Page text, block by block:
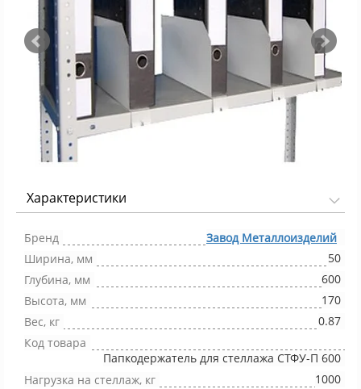
Характеристики
Бренд
Завод Металлоизделий
Ширина, мм
50
Глубина, мм
600
Высота, мм
170
Вес, кг
0.87
Код товара
Папкодержатель для стеллажа СТФУ-П 600
Нагрузка на стеллаж, кг
1000